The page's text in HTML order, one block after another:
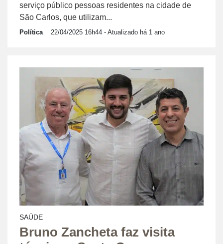
serviço público pessoas residentes na cidade de
São Carlos, que utilizam...
Política 22/04/2025 16h44 - Atualizado há 1 ano
SAÚDE
Bruno Zancheta faz visita